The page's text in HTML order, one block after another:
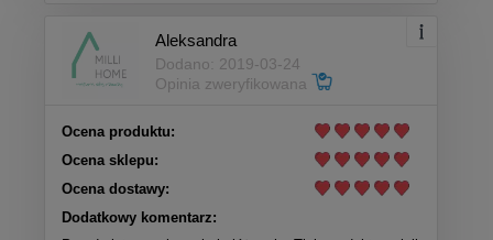
Aleksandra
Dodano: 2019-03-24
Opinia zweryfikowana
Ocena produktu:
Ocena sklepu:
Ocena dostawy:
Dodatkowy komentarz: